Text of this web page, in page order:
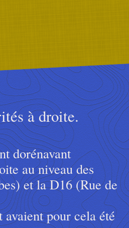
à droite.
dorénavant
au niveau des
et la D16 (Rue de
pour cela été